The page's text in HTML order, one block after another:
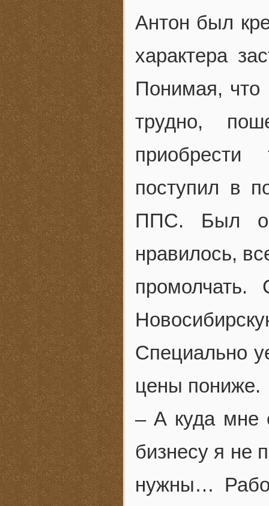
Антон был
характера
Понимая, что
трудно,
поступил в
ППС. Был
нравилось,
промолчать.
Специально
цены пониже.
– А куда мне
бизнесу я не
нужны…